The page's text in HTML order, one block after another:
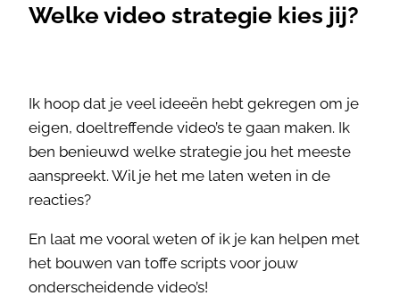
Welke video strategie kies jij?
Ik hoop dat je veel ideeën hebt gekregen om je
eigen, doeltreffende video’s te gaan maken. Ik
ben benieuwd welke strategie jou het meeste
aanspreekt. Wil je het me laten weten in de
reacties?
En laat me vooral weten of ik je kan helpen met
het bouwen van toffe scripts voor jouw
onderscheidende video’s!